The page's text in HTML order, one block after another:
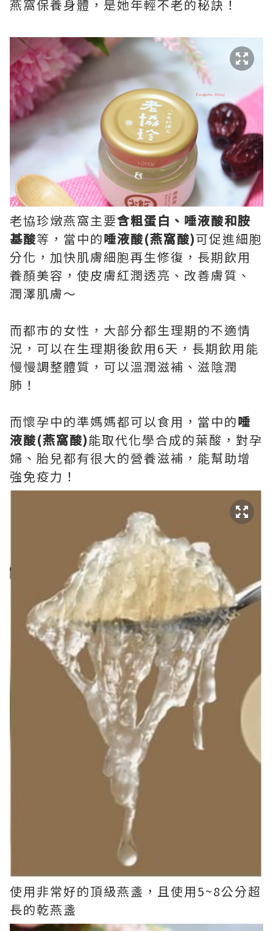
燕窩保養身體，是她年輕不老的秘訣！
老協珍燉燕窩主要含粗蛋白、唾液酸和胺
基酸等，當中的唾液酸(燕窩酸)可促進細胞
分化，加快肌膚細胞再生修復，長期飲用
養顏美容，使皮膚紅潤透亮、改善膚質、
潤澤肌膚～
而都市的女性，大部分都生理期的不適情
況，可以在生理期後飲用6天，長期飲用能
慢慢調整體質，可以溫潤滋補、滋陰潤
肺！
而懷孕中的準媽媽都可以食用，當中的唾
液酸(燕窩酸)能取代化學合成的葉酸，對孕
婦、胎兒都有很大的營養滋補，能幫助增
強免疫力！
使用非常好的頂級燕盞，且使用5~8公分超
長的乾燕盞